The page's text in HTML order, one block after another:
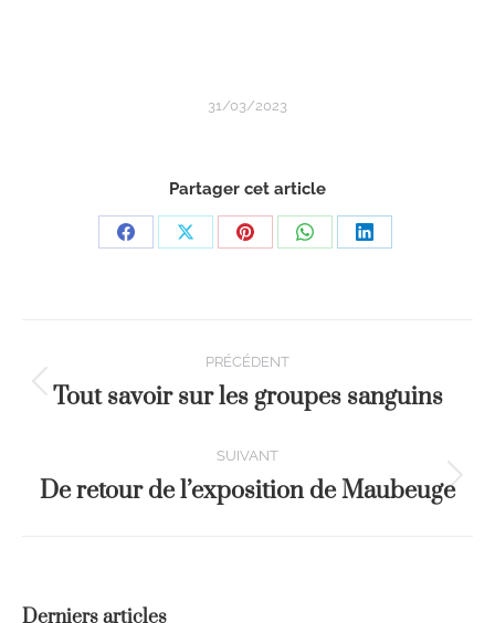
31/03/2023
Partager cet article
PRÉCÉDENT
Tout savoir sur les groupes sanguins
SUIVANT
De retour de l’exposition de Maubeuge
Derniers articles